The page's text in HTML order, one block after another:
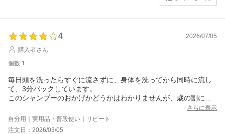
4
2026/07/05
購入者さん
個数:1
毎日頭を洗ったらすぐに流さずに、身体を洗ってから同時に流し
て、3分パックしています。
このシャンプーのおかげかどうかはわかりませんが、歳の割には
詰替用があればいいな。
さらに表示
自分用｜実用品・普段使い｜リピート
注文日：2026/03/05